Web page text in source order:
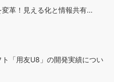
変革！見える化と情報共有…
「用友U8」の開発実績につい